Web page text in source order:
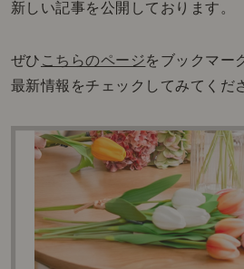
新しい記事を公開しております。
ぜひ こちらのページをブックマー
最新情報をチェックしてみてくだ